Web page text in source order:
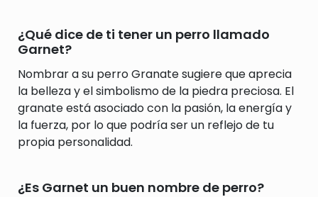
¿Qué dice de ti tener un perro llamado
Garnet?
Nombrar a su perro Granate sugiere que aprecia
la belleza y el simbolismo de la piedra preciosa. El
granate está asociado con la pasión, la energía y
la fuerza, por lo que podría ser un reflejo de tu
propia personalidad.
¿Es Garnet un buen nombre de perro?